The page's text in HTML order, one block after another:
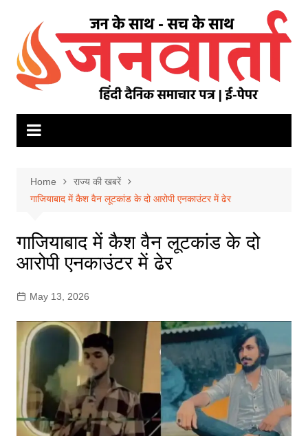
content
Home
राज्य की खबरें
गाजियाबाद में कैश वैन लूटकांड के दो आरोपी एनकाउंटर में ढेर
गाजियाबाद में कैश वैन लूटकांड के दो
आरोपी एनकाउंटर में ढेर
May 13, 2026